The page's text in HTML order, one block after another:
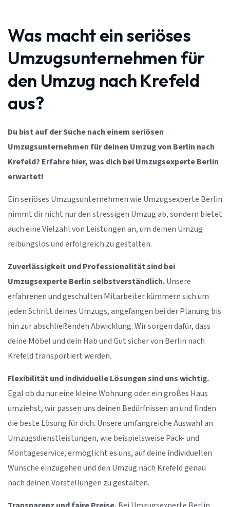
Was macht ein seriöses
Umzugsunternehmen für
den Umzug nach Krefeld
aus?
Du bist auf der Suche nach einem seriösen
Umzugsunternehmen für deinen Umzug von Berlin nach
Krefeld? Erfahre hier, was dich bei Umzugsexperte Berlin
erwartet!
Ein seriöses Umzugsunternehmen wie Umzugsexperte Berlin
nimmt dir nicht nur den stressigen Umzug ab, sondern bietet
auch eine Vielzahl von Leistungen an, um deinen Umzug
reibungslos und erfolgreich zu gestalten.
Zuverlässigkeit und Professionalität sind bei
Umzugsexperte Berlin selbstverständlich.Unsere
erfahrenen und geschulten Mitarbeiter kümmern sich um
jeden Schritt deines Umzugs, angefangen bei der Planung bis
hin zur abschließenden Abwicklung. Wir sorgen dafür, dass
deine Möbel und dein Hab und Gut sicher von Berlin nach
Krefeld transportiert werden.
Flexibilität und individuelle Lösungen sind uns wichtig.
Egal ob du nur eine kleine Wohnung oder ein großes Haus
umziehst, wir passen uns deinen Bedürfnissen an und finden
die beste Lösung für dich. Unsere umfangreiche Auswahl an
Umzugsdienstleistungen, wie beispielsweise Pack- und
Montageservice, ermöglicht es uns, auf deine individuellen
Wünsche einzugehen und den Umzug nach Krefeld genau
nach deinen Vorstellungen zu gestalten.